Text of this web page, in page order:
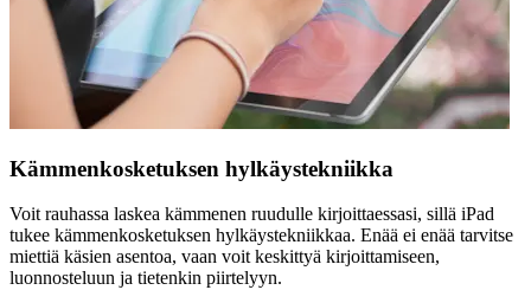
Kämmenkosketuksen hylkäystekniikka
Voit rauhassa laskea kämmenen ruudulle kirjoittaessasi, sillä iPad
tukee kämmenkosketuksen hylkäystekniikkaa. Enää ei enää tarvitse
miettiä käsien asentoa, vaan voit keskittyä kirjoittamiseen,
luonnosteluun ja tietenkin piirtelyyn.